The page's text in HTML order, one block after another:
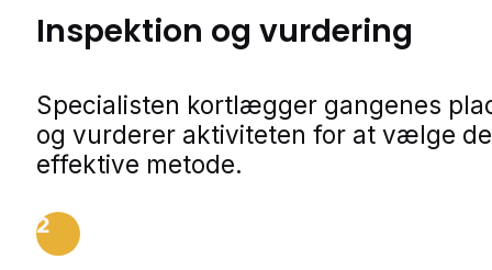
Inspektion og vurdering
Specialisten kortlægger gangenes
og vurderer aktiviteten for at vælge
effektive metode.
2